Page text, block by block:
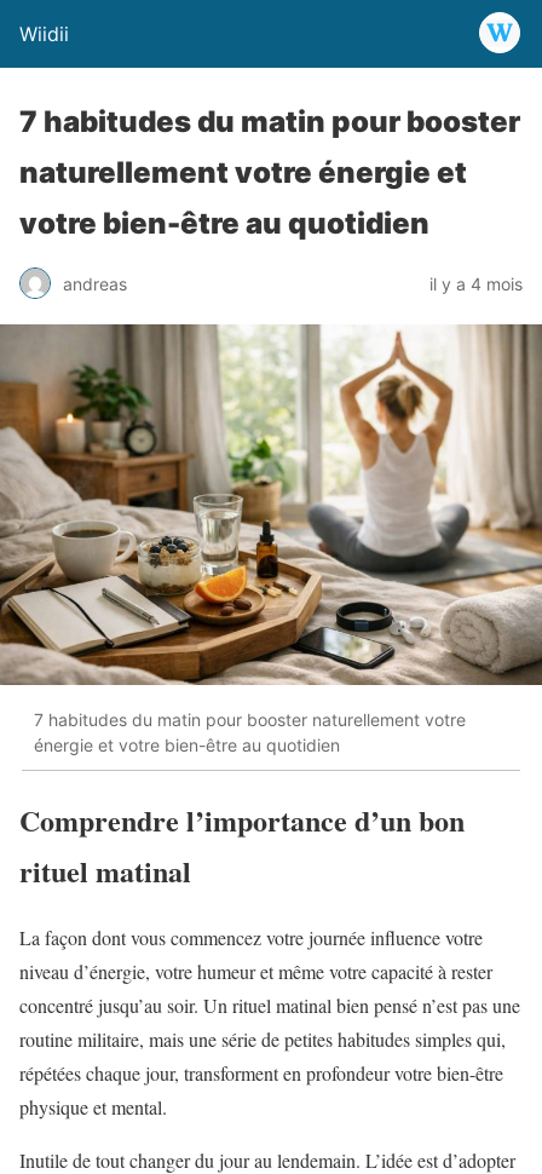
Wiidii
7 habitudes du matin pour booster
naturellement votre énergie et
votre bien-être au quotidien
andreas il y a 4 mois
7 habitudes du matin pour booster naturellement votre
énergie et votre bien-être au quotidien
Comprendre l’importance d’un bon
rituel matinal
La façon dont vous commencez votre journée influence votre
niveau d’énergie, votre humeur et même votre capacité à rester
concentré jusqu’au soir. Un rituel matinal bien pensé n’est pas une
routine militaire, mais une série de petites habitudes simples qui,
répétées chaque jour, transforment en profondeur votre bien-être
physique et mental.
Inutile de tout changer du jour au lendemain. L’idée est d’adopter